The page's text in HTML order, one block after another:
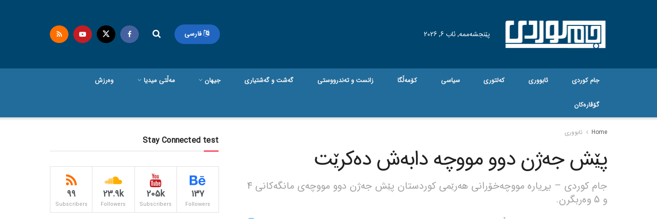
پێنجشەممە, ئاب 6, 2026 فارسی
جام کوردی ئابووری کەلتوری سیاسی کۆمەڵگا زانست و تەندرووستی گه‌شت و گه‌شتیاری جیهان مەڵتی میدیا وەرزش
گۆڤاره‌کان
Home ئابووری
پێش جەژن دوو مووچە دابەش دەکرێت
جام کوردی – بڕیارە مووچەخۆرانی هەرێمی کوردستان پێش جەژن دوو مووچەی مانگەکانی 4
و 5 وەربگرن.
Stay Connected test
137
Followers
205k
Subscribers
23.9k
Followers
99
Subscribers